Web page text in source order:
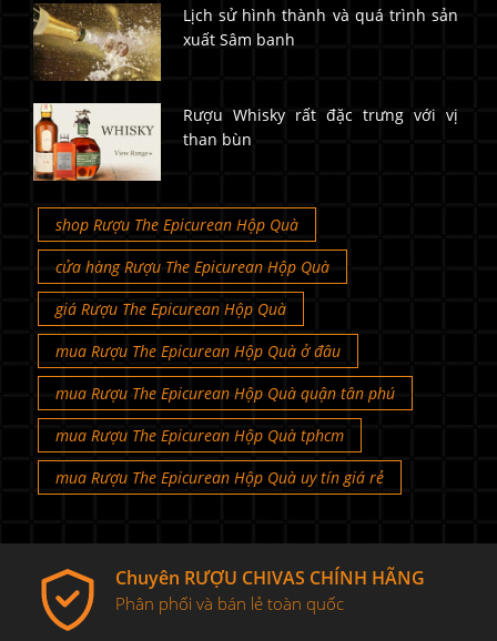
Lịch sử hình thành và quá trình sản
xuất Sâm banh
Rượu Whisky rất đặc trưng với vị
than bùn
shop Rượu The Epicurean Hộp Quà
cửa hàng Rượu The Epicurean Hộp Quà
giá Rượu The Epicurean Hộp Quà
mua Rượu The Epicurean Hộp Quà ở đâu
mua Rượu The Epicurean Hộp Quà quận tân phú
mua Rượu The Epicurean Hộp Quà tphcm
mua Rượu The Epicurean Hộp Quà uy tín giá rẻ
Chuyên RƯỢU CHIVAS CHÍNH HÃNG
Phân phối và bán lẻ toàn quốc